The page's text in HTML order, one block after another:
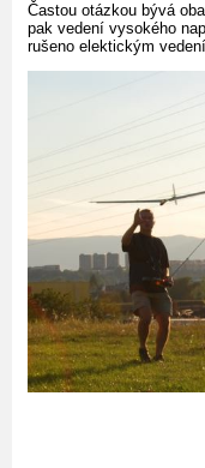
Častou otázkou bývá
pak vedení vysokého
rušeno elektickým